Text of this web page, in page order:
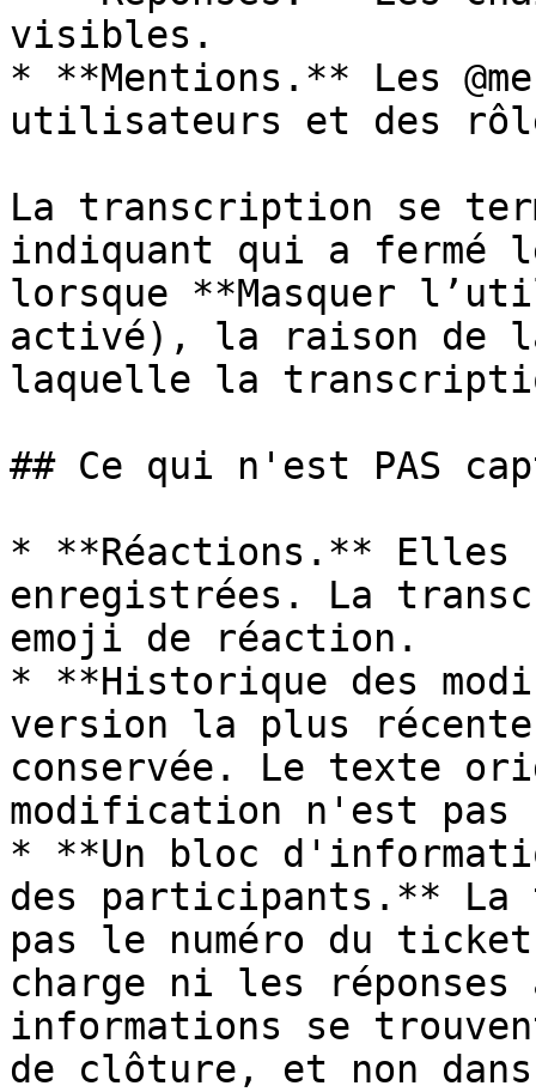
visibles.
* **Mentions.** Les
utilisateurs et des
La transcription se
indiquant qui a fermé
lorsque **Masquer
activé), la raison de
laquelle la
## Ce qui n'est PAS
* **Réactions.** Elles
enregistrées. La
emoji de réaction.
* **Historique des
version la plus récente
conservée. Le texte
modification n'est pas
* **Un bloc
des participants.**
pas le numéro du
charge ni les réponses
informations se
de clôture, et non